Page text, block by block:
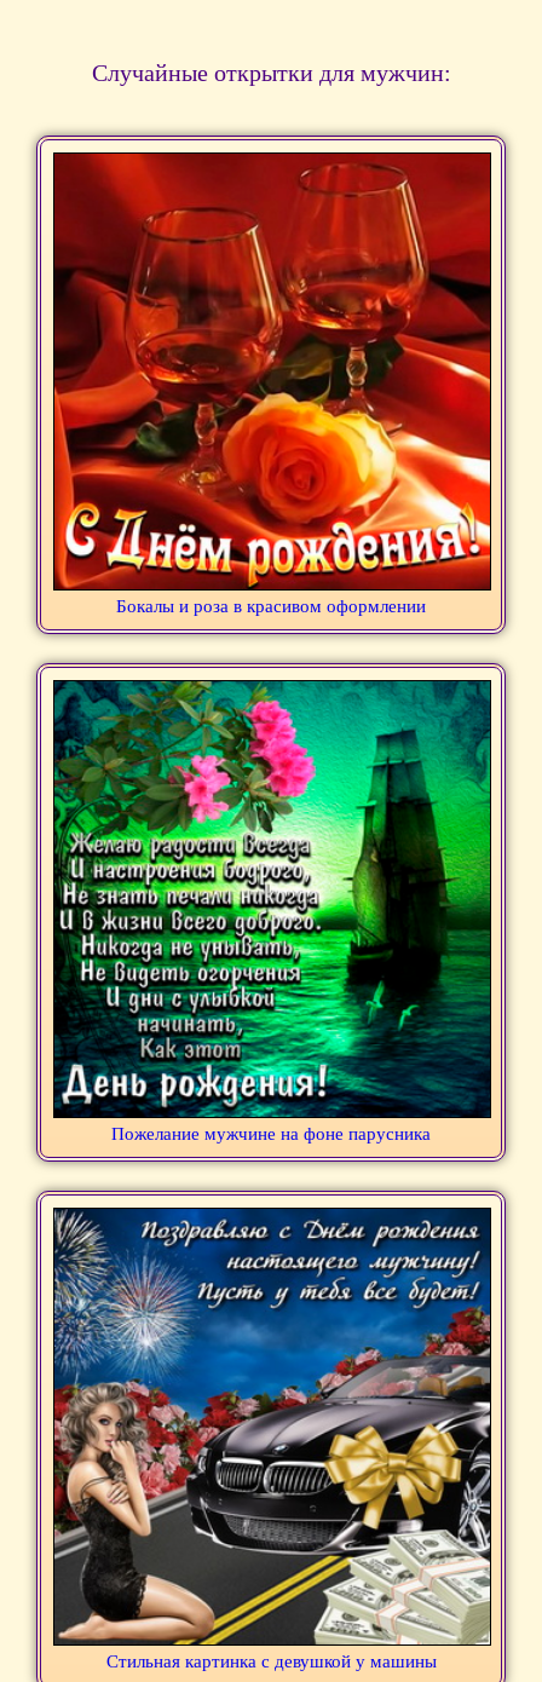
Случайные открытки для мужчин:
Бокалы и роза в красивом оформлении
Пожелание мужчине на фоне парусника
Стильная картинка с девушкой у машины